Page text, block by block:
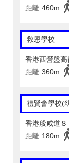
距離 460m
救恩學校
香港西營盤高
距離 360m
禮賢會學校(
香港般咸道
距離 180m